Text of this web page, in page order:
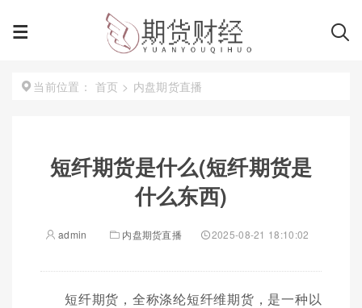
当前位置： 首页 > 内盘期货直播
短纤期货是什么(短纤期货是
什么东西)
admin 内盘期货直播 2025-08-21 18:10:02
短纤期货，全称涤纶短纤维期货，是一种以